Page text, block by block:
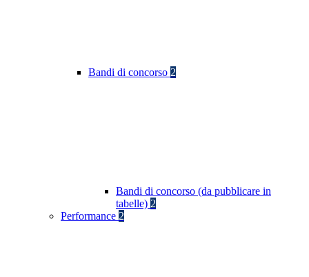
Bandi di concorso 2
Bandi di concorso (da pubblicare in
tabelle) 2
Performance 2